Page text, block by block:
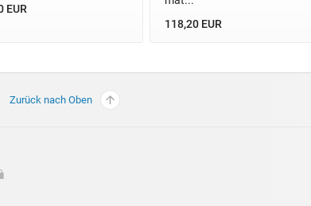
EUR
118,20 EUR
Zurück nach Oben